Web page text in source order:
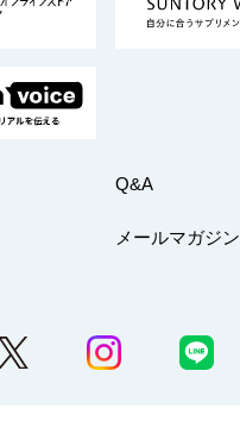
Q&A
メールマガジン